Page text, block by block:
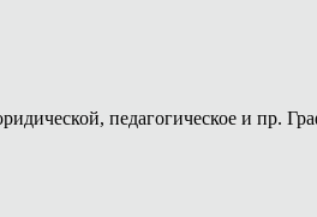
педагогическое и пр.